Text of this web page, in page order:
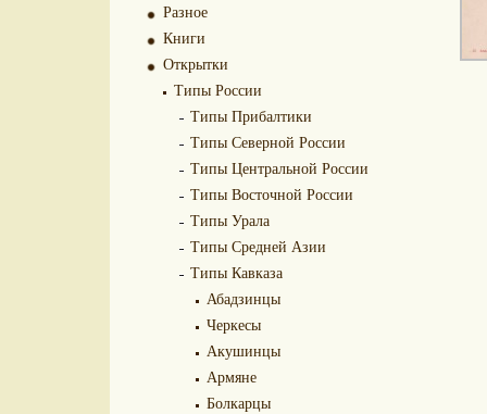
Разное
Книги
Открытки
Типы России
Типы Прибалтики
Типы Северной России
Типы Центральной России
Типы Восточной России
Типы Урала
Типы Средней Азии
Типы Кавказа
Абадзинцы
Черкесы
Акушинцы
Армяне
Болкарцы